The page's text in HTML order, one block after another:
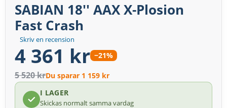
Skriv en recension
SABIAN 18'' AAX X-Plosion
Fast Crash
4 361 kr −21%
5 520 krDu sparar 1 159 kr
I LAGER
Skickas normalt samma vardag